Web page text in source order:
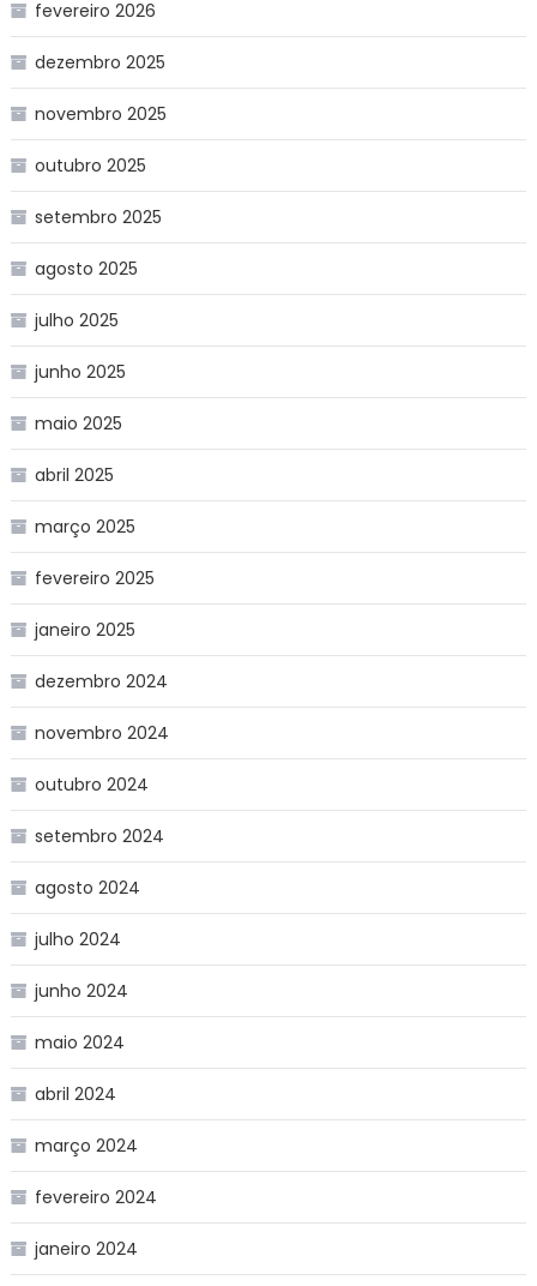
fevereiro 2026
dezembro 2025
novembro 2025
outubro 2025
setembro 2025
agosto 2025
julho 2025
junho 2025
maio 2025
abril 2025
março 2025
fevereiro 2025
janeiro 2025
dezembro 2024
novembro 2024
outubro 2024
setembro 2024
agosto 2024
julho 2024
junho 2024
maio 2024
abril 2024
março 2024
fevereiro 2024
janeiro 2024